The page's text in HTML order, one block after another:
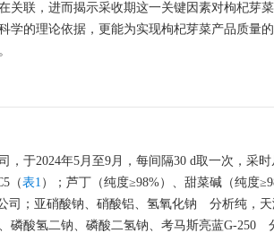
联，进而揭示采收期这一关键因素对枸杞芽
的理论依据，更能为实现枸杞芽菜产品质量
于2024年5月至9月，每间隔30 d取一次，采
（表1 ）；芦丁（纯度≥98%）、甜菜碱（纯度
司；亚硝酸钠、硝酸铝、氢氧化钠 分析纯，
酸氢二钠、磷酸二氢钠、考马斯亮蓝G-250